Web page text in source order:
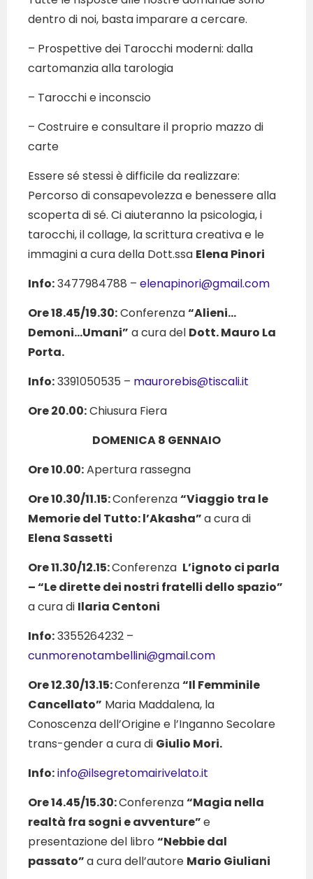
dentro di noi, basta imparare a cercare.
– Prospettive dei Tarocchi moderni: dalla
cartomanzia alla tarologia
– Tarocchi e inconscio
– Costruire e consultare il proprio mazzo di
carte
Essere sé stessi è difficile da realizzare:
Percorso di consapevolezza e benessere alla
scoperta di sé. Ci aiuteranno la psicologia, i
tarocchi, il collage, la scrittura creativa e le
immagini a cura della Dott.ssa Elena Pinori
Info:3477984788 – elenapinori@gmail.com
Ore 18.45/19.30:Conferenza“Alieni…
Demoni…Umani” a cura del Dott. Mauro La
Porta.
Info:3391050535 – maurorebis@tiscali.it
Ore 20.00:Chiusura Fiera
DOMENICA 8 GENNAIO
Ore 10.00:Apertura rassegna
Ore 10.30/11.15:Conferenza“Viaggio tra le
Memorie del Tutto: l’Akasha”a cura di
Elena Sassetti
Ore 11.30/12.15:Conferenza L’ignoto ci parla
– “Le dirette dei nostri fratelli dello spazio”
a cura di Ilaria Centoni
Info:3355264232 –
cunmorenotambellini@gmail.com
Ore 12.30/13.15:Conferenza“Il Femminile
Cancellato” Maria Maddalena, la
Conoscenza dell’Origine e l’Inganno Secolare
trans-gender a cura di Giulio Mori.
Info:info@ilsegretomairivelato.it
Ore 14.45/15.30:Conferenza“Magia nella
realtà fra sogni e avventure”e
presentazione del libro “Nebbie dal
passato”a cura dell’autore Mario Giuliani